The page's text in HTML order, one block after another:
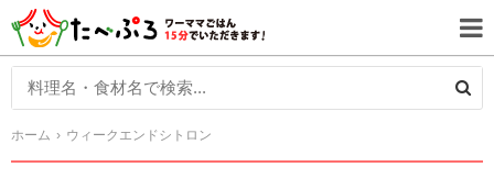
ホーム ウィークエンドシトロン